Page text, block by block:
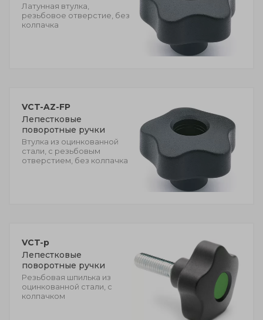
Латунная втулка,
резьбовое отверстие, без
колпачка
VCT-AZ-FP
Лепестковые
поворотные ручки
Втулка из оцинкованной
стали, с резьбовым
отверстием, без колпачка
VCT-p
Лепестковые
поворотные ручки
Резьбовая шпилька из
оцинкованной стали, с
колпачком